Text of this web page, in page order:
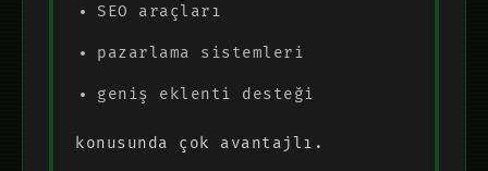
SEO araçları
pazarlama sistemleri
geniş eklenti desteği
konusunda çok avantajlı.